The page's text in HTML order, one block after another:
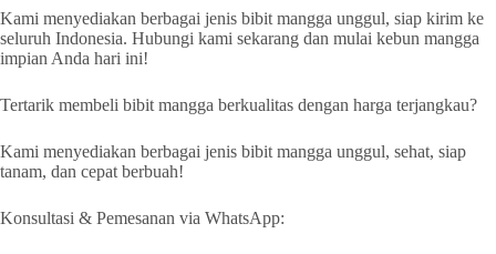
Kami menyediakan berbagai jenis bibit mangga unggul, siap kirim ke
seluruh Indonesia. Hubungi kami sekarang dan mulai kebun mangga
impian Anda hari ini!
Tertarik membeli bibit mangga berkualitas dengan harga terjangkau?
Kami menyediakan berbagai jenis bibit mangga unggul, sehat, siap
tanam, dan cepat berbuah!
Konsultasi & Pemesanan via WhatsApp: